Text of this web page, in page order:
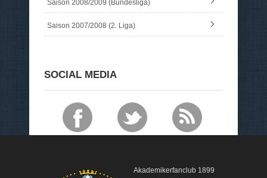
Saison 2008/2009 (Bundesliga)
Saison 2007/2008 (2. Liga)
SOCIAL MEDIA
Akademikerfanclub 1899